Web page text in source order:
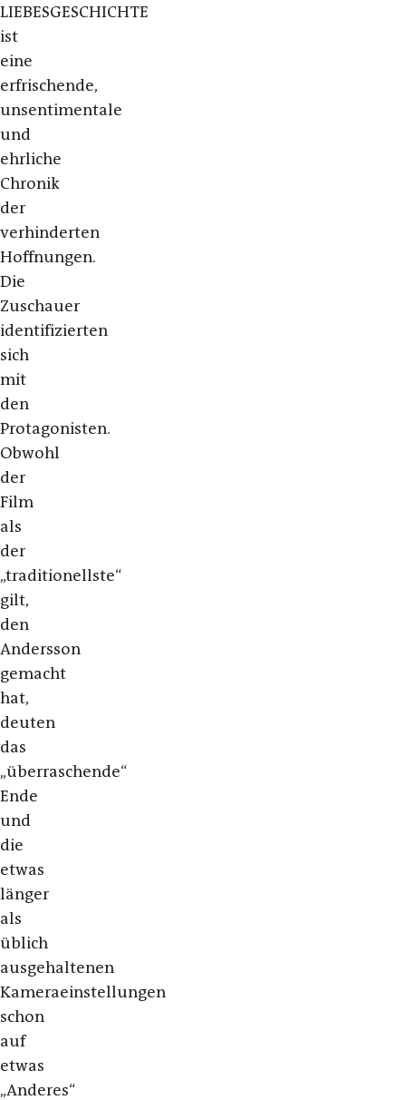
LIEBESGESCHICHTE
ist
eine
erfrischende,
unsentimentale
und
ehrliche
Chronik
der
verhinderten
Hoffnungen.
Die
Zuschauer
identifizierten
sich
mit
den
Protagonisten.
Obwohl
der
Film
als
der
„traditionellste“
gilt,
den
Andersson
gemacht
hat,
deuten
das
„überraschende“
Ende
und
die
etwas
länger
als
üblich
ausgehaltenen
Kameraeinstellungen
schon
auf
etwas
„Anderes“